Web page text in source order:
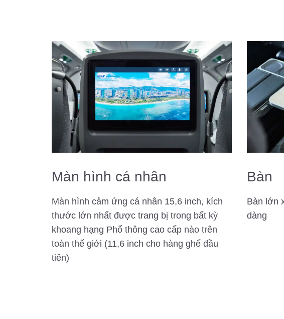
Màn hình cá nhân
Màn hình cảm ứng cá nhân 15,6 inch, kích
thước lớn nhất được trang bị trong bất kỳ
khoang hạng Phổ thông cao cấp nào trên
toàn thế giới (11,6 inch cho hàng ghế đầu
tiên)
Bàn
Bàn lớn
dàng